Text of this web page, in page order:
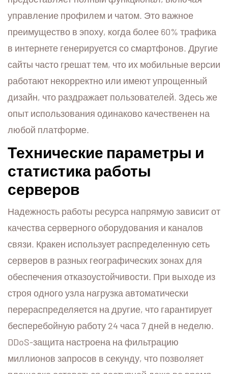
управление профилем и чатом. Это важное
преимущество в эпоху, когда более 60% трафика
в интернете генерируется со смартфонов. Другие
сайты часто грешат тем, что их мобильные версии
работают некорректно или имеют упрощенный
дизайн, что раздражает пользователей. Здесь же
опыт использования одинаково качественен на
любой платформе.
Технические параметры и
статистика работы
серверов
Надежность работы ресурса напрямую зависит от
качества серверного оборудования и каналов
связи. Кракен использует распределенную сеть
серверов в разных географических зонах для
обеспечения отказоустойчивости. При выходе из
строя одного узла нагрузка автоматически
перераспределяется на другие, что гарантирует
бесперебойную работу 24 часа 7 дней в неделю.
DDoS-защита настроена на фильтрацию
миллионов запросов в секунду, что позволяет